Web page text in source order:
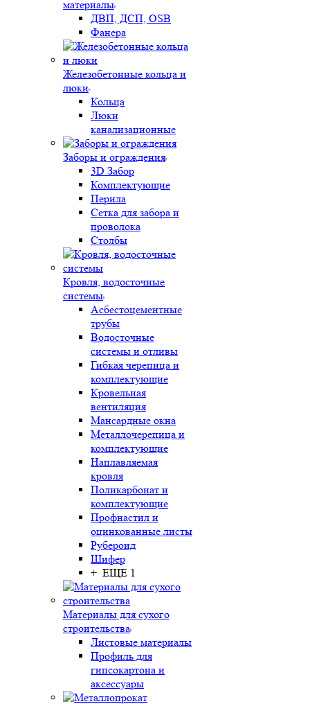
материалы
ДВП, ДСП, OSB
Фанера
Железобетонные кольца и
люки
Кольца
Люки
канализационные
Заборы и ограждения
3D Забор
Комплектующие
Перила
Сетка для забора и
проволока
Столбы
Кровля, водосточные
системы
Асбестоцементные
трубы
Водосточные
системы и отливы
Гибкая черепица и
комплектующие
Кровельная
вентиляция
Мансардные окна
Металлочерепица и
комплектующие
Наплавляемая
кровля
Поликарбонат и
комплектующие
Профнастил и
оцинкованные листы
Рубероид
Шифер
+ ЕЩЕ 1
Материалы для сухого
строительства
Листовые материалы
Профиль для
гипсокартона и
аксессуары